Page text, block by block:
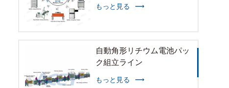
もっと見る
自動角形リチウム電池パッ
ク組立ライン
もっと見る